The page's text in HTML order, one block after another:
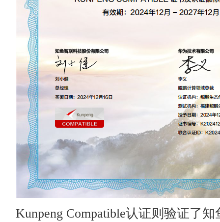
Kunpeng Compatible认证则验证了知